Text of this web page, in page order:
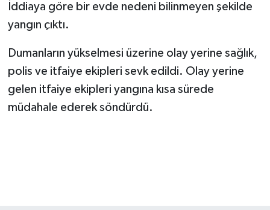
İddiaya göre bir evde nedeni bilinmeyen şekilde
yangın çıktı.
Dumanların yükselmesi üzerine olay yerine sağlık,
polis ve itfaiye ekipleri sevk edildi. Olay yerine
gelen itfaiye ekipleri yangına kısa sürede
müdahale ederek söndürdü.